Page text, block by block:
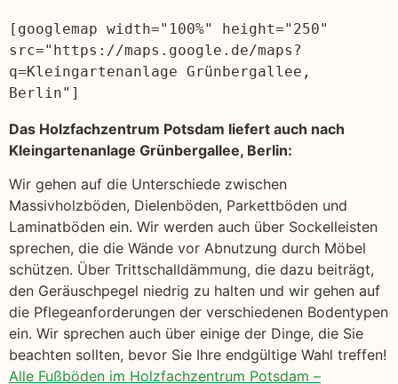
[googlemap width="100%" height="250"
src="https://maps.google.de/maps?
q=Kleingartenanlage Grünbergallee,
Berlin"]
Das Holzfachzentrum Potsdam liefert auch nach
Kleingartenanlage Grünbergallee, Berlin:
Wir gehen auf die Unterschiede zwischen
Massivholzböden, Dielenböden, Parkettböden und
Laminatböden ein. Wir werden auch über Sockelleisten
sprechen, die die Wände vor Abnutzung durch Möbel
schützen. Über Trittschalldämmung, die dazu beiträgt,
den Geräuschpegel niedrig zu halten und wir gehen auf
die Pflegeanforderungen der verschiedenen Bodentypen
ein. Wir sprechen auch über einige der Dinge, die Sie
beachten sollten, bevor Sie Ihre endgültige Wahl treffen!
Alle Fußböden im Holzfachzentrum Potsdam –